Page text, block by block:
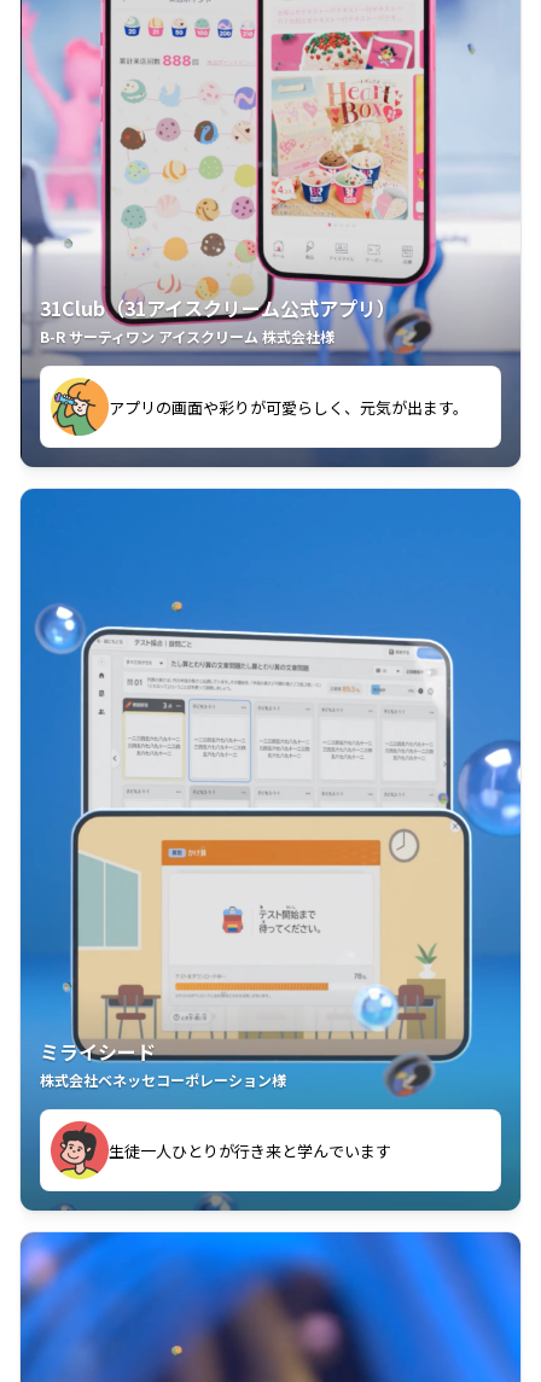
31Club（31アイスクリーム公式アプリ）
B-R サーティワン アイスクリーム 株式会社様
アプリの画面や彩りが可愛らしく、元気が出ます。
クラスごとに特典があるようなので使うのが楽しいで
す。
ミライシード
株式会社ベネッセコーポレーション様
生徒一人ひとりが行き来と学んでいます
教室中の児童生徒が「問題が解けてうれしい」「解く
ことが楽しい」を実感しています